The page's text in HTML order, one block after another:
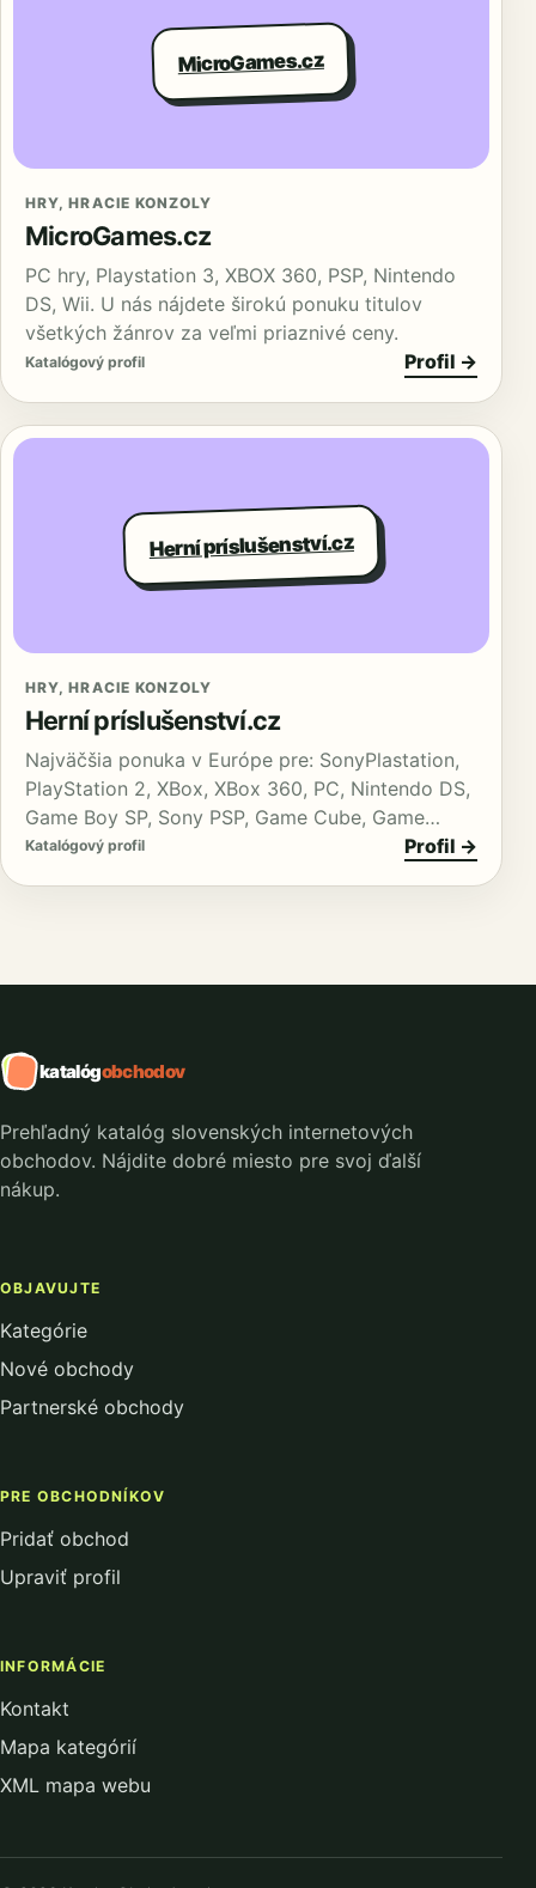
MicroGames.cz
HRY, HRACIE KONZOLY
MicroGames.cz
PC hry, Playstation 3, XBOX 360, PSP, Nintendo
DS, Wii. U nás nájdete širokú ponuku titulov
všetkých žánrov za veľmi priaznivé ceny.
Katalógový profil Profil →
Herní príslušenství.cz
HRY, HRACIE KONZOLY
Herní príslušenství.cz
Najväčšia ponuka v Európe pre: SonyPlastation,
PlayStation 2, XBox, XBox 360, PC, Nintendo DS,
Game Boy SP, Sony PSP, Game Cube, Game…
Katalógový profil Profil →
katalógobchodov
Prehľadný katalóg slovenských internetových
obchodov. Nájdite dobré miesto pre svoj ďalší
nákup.
OBJAVUJTE
Kategórie
Nové obchody
Partnerské obchody
PRE OBCHODNÍKOV
Pridať obchod
Upraviť profil
INFORMÁCIE
Kontakt
Mapa kategórií
XML mapa webu